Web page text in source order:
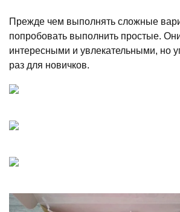
Прежде чем выполнять сложные
попробовать выполнить простые.
интересными и увлекательными, но
раз для новичков.